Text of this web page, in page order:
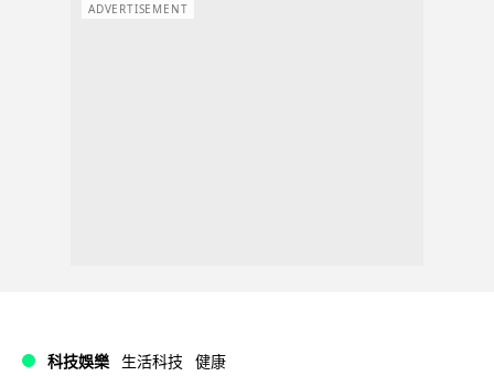
ADVERTISEMENT
科技娛樂 生活科技 健康